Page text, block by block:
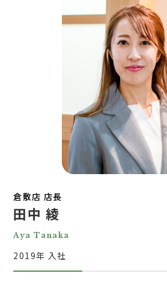
不動産買取
お気に入り不動産を見る
新着不動産情報
倉敷店 店長
田中 綾
Aya Tanaka
2019年 入社